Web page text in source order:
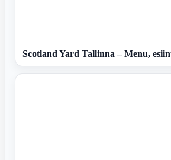
Scotland Yard Tallinna – Menu,